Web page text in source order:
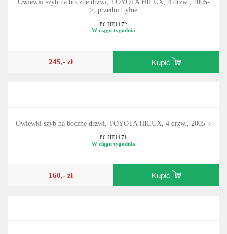
Owiewki szyb na boczne drzwi, TOYOTA HILUX, 4 drzw., 2005-
>, przedni+tyłne
86.HE1172
W ciągu tygodnia
245,- zł Kupić
Owiewki szyb na boczne drzwi, TOYOTA HILUX, 4 drzw., 2005->
86.HE1171
W ciągu tygodnia
160,- zł Kupić